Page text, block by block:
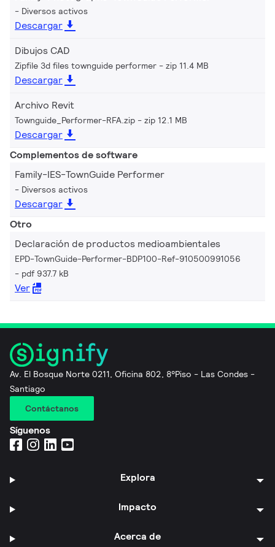
Diversos activos
Descargar
Dibujos CAD
Zipfile 3d files townguide performer zip 11.4 MB
Descargar
Archivo Revit
Townguide_Performer-RFA.zip zip 12.1 MB
Descargar
Complementos de software
Family-IES-TownGuide Performer
Diversos activos
Descargar
Otro
Declaración de productos medioambientales
EPD-TownGuide-Performer-BDP100-Ref-910500991056
pdf 937.7 kB
Ver
Av. El Bosque Norte 0211, Oficina 802, 8°Piso - Las Condes -
Santiago
Contáctanos
Síguenos
Explora
Impacto
Acerca de